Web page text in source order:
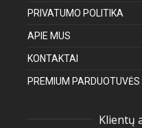
PRIVATUMO POLITIKA
APIE MUS
KONTAKTAI
PREMIUM PARDUOTUVĖS
Klientų